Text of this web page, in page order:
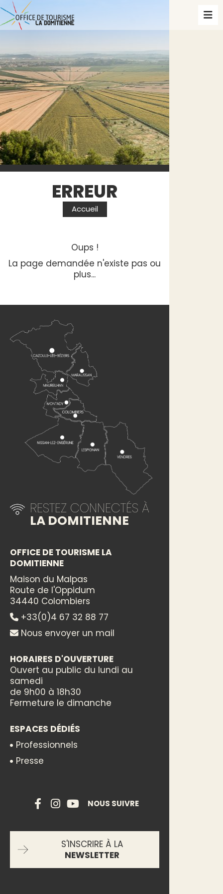
ERREUR
Accueil
Oups !
La page demandée n'existe pas ou
plus...
RESTEZ CONNECTÉS À
LA DOMITIENNE
OFFICE DE TOURISME LA
DOMITIENNE
Maison du Malpas
Route de l'Oppidum
34440 Colombiers
+33(0)4 67 32 88 77
Nous envoyer un mail
HORAIRES D'OUVERTURE
Ouvert au public du lundi au
samedi
de 9h00 à 18h30
Fermeture le dimanche
ESPACES DÉDIÉS
Professionnels
Presse
NOUS SUIVRE
S'INSCRIRE À LA
NEWSLETTER